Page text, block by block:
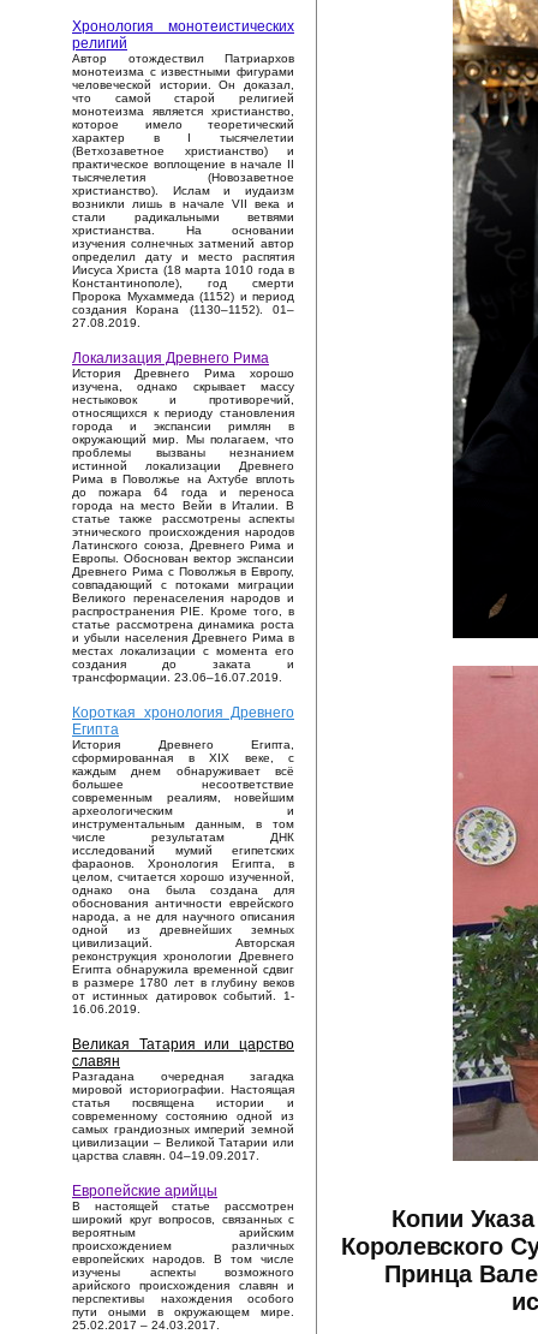
Хронология монотеистических
религий
Автор отождествил Патриархов
монотеизма с известными фигурами
человеческой истории. Он доказал,
что самой старой религией
монотеизма является христианство,
которое имело теоретический
характер в I тысячелетии
(Ветхозаветное христианство) и
практическое воплощение в начале II
тысячелетия (Новозаветное
христианство). Ислам и иудаизм
возникли лишь в начале VII века и
стали радикальными ветвями
христианства. На основании
изучения солнечных затмений автор
определил дату и место распятия
Иисуса Христа (18 марта 1010 года в
Константинополе), год смерти
Пророка Мухаммеда (1152) и период
создания Корана (1130–1152). 01–
27.08.2019.
Локализация Древнего Рима
История Древнего Рима хорошо
изучена, однако скрывает массу
нестыковок и противоречий,
относящихся к периоду становления
города и экспансии римлян в
окружающий мир. Мы полагаем, что
проблемы вызваны незнанием
истинной локализации Древнего
Рима в Поволжье на Ахтубе вплоть
до пожара 64 года и переноса
города на место Вейи в Италии. В
статье также рассмотрены аспекты
этнического происхождения народов
Латинского союза, Древнего Рима и
Европы. Обоснован вектор экспансии
Древнего Рима с Поволжья в Европу,
совпадающий с потоками миграции
Великого перенаселения народов и
распространения PIE. Кроме того, в
статье рассмотрена динамика роста
и убыли населения Древнего Рима в
местах локализации с момента его
создания до заката и
трансформации. 23.06–16.07.2019.
Короткая хронология Древнего
Египта
История Древнего Египта,
сформированная в XIX веке, с
каждым днем обнаруживает всё
большее несоответствие
современным реалиям, новейшим
археологическим и
инструментальным данным, в том
числе результатам ДНК
исследований мумий египетских
фараонов. Хронология Египта, в
целом, считается хорошо изученной,
однако она была создана для
обоснования античности еврейского
народа, а не для научного описания
одной из древнейших земных
цивилизаций. Авторская
реконструкция хронологии Древнего
Египта обнаружила временной сдвиг
в размере 1780 лет в глубину веков
от истинных датировок событий. 1-
16.06.2019.
Великая Татария или царство
славян
Разгадана очередная загадка
мировой историографии. Настоящая
статья посвящена истории и
современному состоянию одной из
самых грандиозных империй земной
цивилизации – Великой Татарии или
царства славян. 04–19.09.2017.
Европейские арийцы
В настоящей статье рассмотрен
широкий круг вопросов, связанных с
вероятным арийским
происхождением различных
европейских народов. В том числе
изучены аспекты возможного
арийского происхождения славян и
перспективы нахождения особого
пути оными в окружающем мире.
25.02.2017 – 24.03.2017.
Копии
Королевского
Принца